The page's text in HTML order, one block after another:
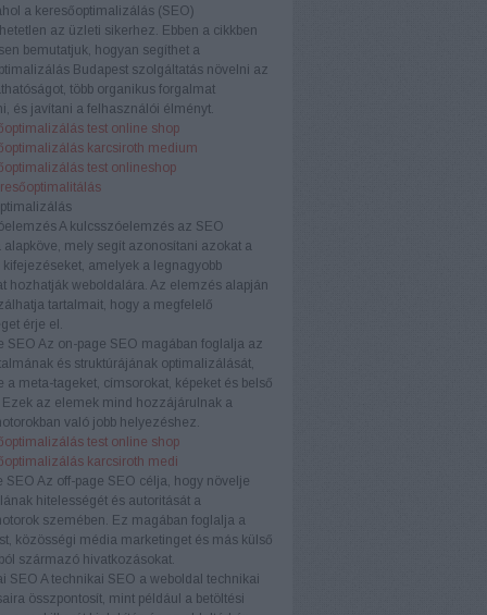
a keresőoptimalizálás (SEO)
az üzleti sikerhez. Ebben a cikkben
bemutatjuk, hogyan segíthet a
Budapest szolgáltatás növelni az
több organikus forgalmat
és javítani a felhasználói élményt.
test online shop
karcsiroth medium
test onlineshop
A kulcsszóelemzés az SEO
alapköve, mely segít azonosítani azokat a
kifejezéseket, amelyek a legnagyobb
hozhatják weboldalára. Az elemzés alapján
tartalmait, hogy a megfelelő
érje el.
SEO Az on-page SEO magában foglalja az
és struktúrájának optimalizálását,
a meta-tageket, címsorokat, képeket és belső
Ezek az elemek mind hozzájárulnak a
való jobb helyezéshez.
test online shop
karcsiroth medi
SEO Az off-page SEO célja, hogy növelje
hitelességét és autoritását a
szemében. Ez magában foglalja a
közösségi média marketinget és más külső
származó hivatkozásokat.
SEO A technikai SEO a weboldal technikai
összpontosít, mint például a betöltési